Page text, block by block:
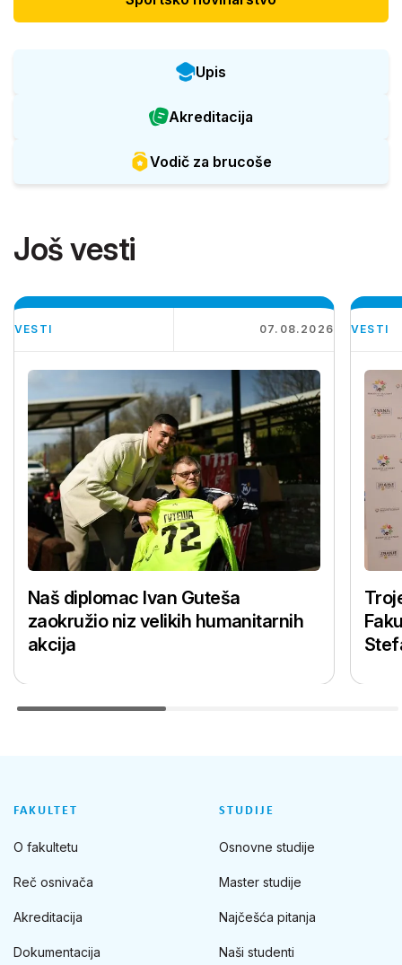
Upis
Akreditacija
Vodič za brucoše
Još vesti
VESTI 07.08.2026
Naš diplomac Ivan Guteša
zaokružio niz velikih humanitarnih
akcija
VESTI
FAKULTET
O fakultetu
Reč osnivača
Akreditacija
Dokumentacija
STUDIJE
Osnovne studije
Master studije
Najčešća pitanja
Naši studenti